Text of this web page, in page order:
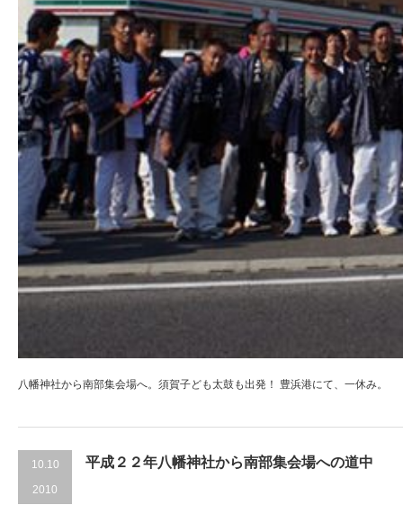
八幡神社から南部集会場へ。須賀子ども太鼓も出発！ 豊浜港にて、一休み。
10.10
2010
平成２２年八幡神社から南部集会場への道中